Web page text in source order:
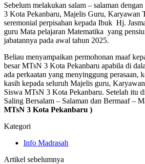
Sebelum melakukan salam – salaman
3 Kota Pekanbaru, Majelis Guru, Karyawan
seremonial perpisahan kepada Ibuk Hj.
guru Mata pelajaran Matematika yang
jabatannya pada awal tahun 2025.
Beliau menyampaikan permohonan maaf
besar MTsN 3 Kota Pekanbaru apabila di
ada perkaatan yang menyinggung perasaan,
kasih kepada seluruh Majelis guru,
Siswa MTsN 3 Kota Pekanbaru. Setelah itu
Saling Bersalam – Salaman dan Bermaaf –
MTsN 3 Kota Pekanbaru )
Kategori
Info Madrasah
Artikel sebelumnya